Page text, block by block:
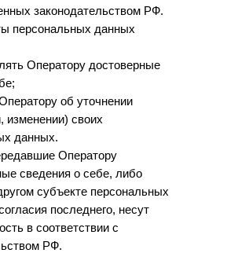
законодательством РФ.
персональных данных
Оператору достоверные
об уточнении
изменении) своих
данных.
Оператору
сведения о себе, либо
субъекте персональных
последнего, несут
в соответствии с
РФ.